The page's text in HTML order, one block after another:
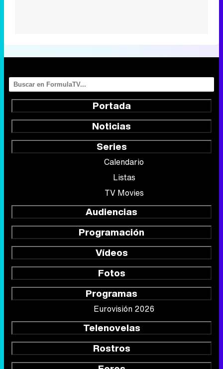
Portada
Noticias
Series
Calendario
Listas
TV Movies
Audiencias
Programación
Vídeos
Fotos
Programas
Eurovisión 2026
Telenovelas
Rostros